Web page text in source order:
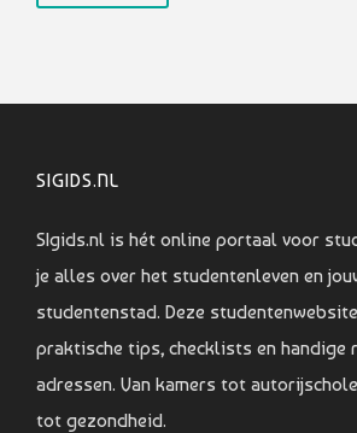
SIGIDS.NL
SIgids.nl is hét online portaal voor
je alles over het studentenleven en
studentenstad. Deze
praktische tips, checklists en handige
adressen. Van kamers tot
tot gezondheid.